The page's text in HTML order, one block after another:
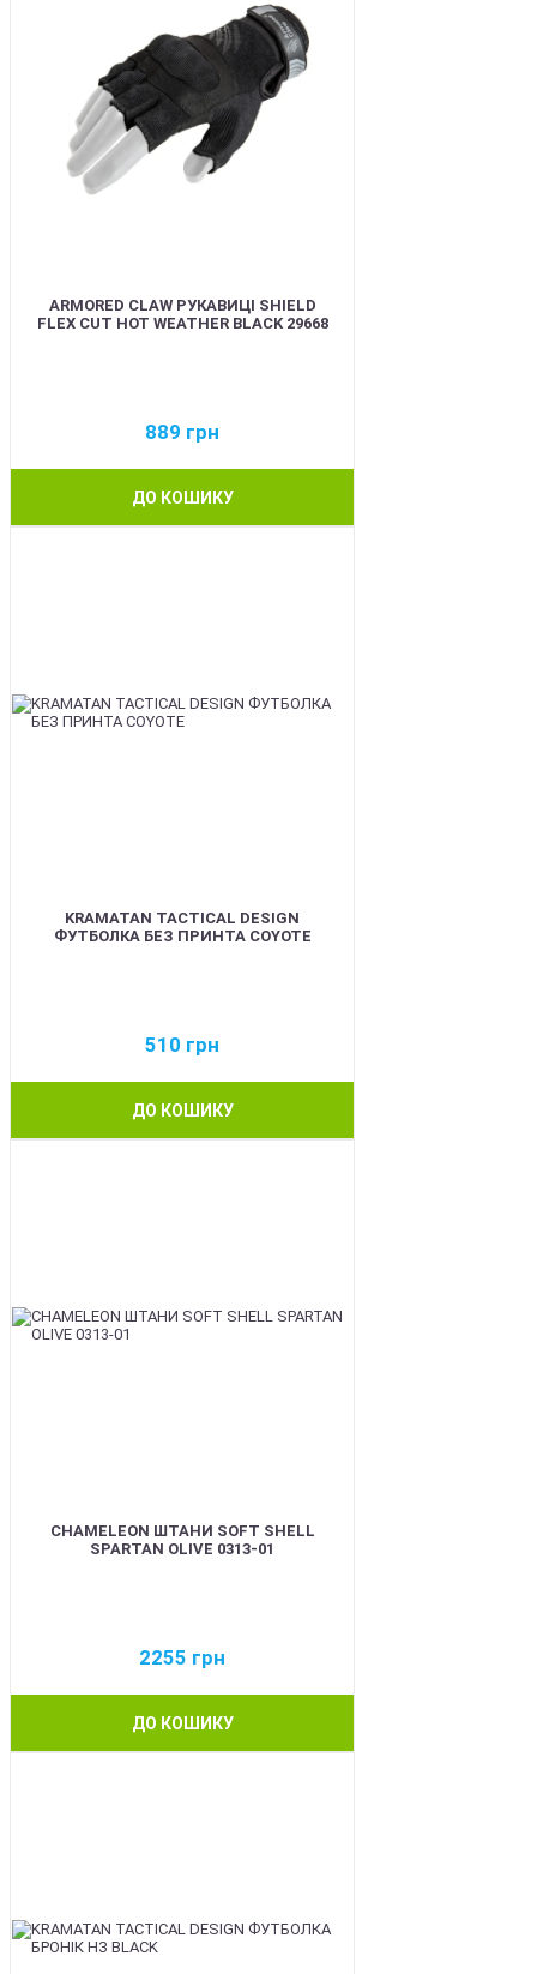
ARMORED CLAW РУКАВИЦІ SHIELD
FLEX CUT HOT WEATHER BLACK 29668
889 грн
ДО КОШИКУ
KRAMATAN TACTICAL DESIGN
ФУТБОЛКА БЕЗ ПРИНТА COYOTE
510 грн
ДО КОШИКУ
CHAMELEON ШТАНИ SOFT SHELL
SPARTAN OLIVE 0313-01
2255 грн
ДО КОШИКУ